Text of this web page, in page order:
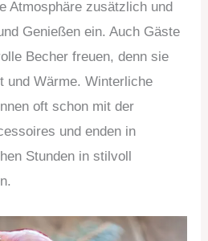
Atmosphäre zusätzlich und
Genießen ein. Auch Gäste
Becher freuen, denn sie
und Wärme. Winterliche
oft schon mit der
und enden in
Stunden in stilvoll